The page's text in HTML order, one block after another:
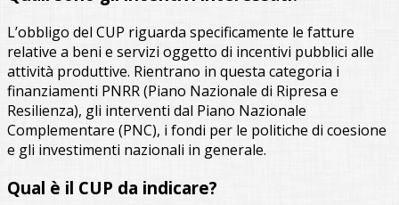
L’obbligo del CUP riguarda specificamente le fatture
relative a beni e servizi oggetto di incentivi pubblici alle
attività produttive. Rientrano in questa categoria i
finanziamenti PNRR (Piano Nazionale di Ripresa e
Resilienza), gli interventi dal Piano Nazionale
Complementare (PNC), i fondi per le politiche di coesione
e gli investimenti nazionali in generale.
Qual è il CUP da indicare?